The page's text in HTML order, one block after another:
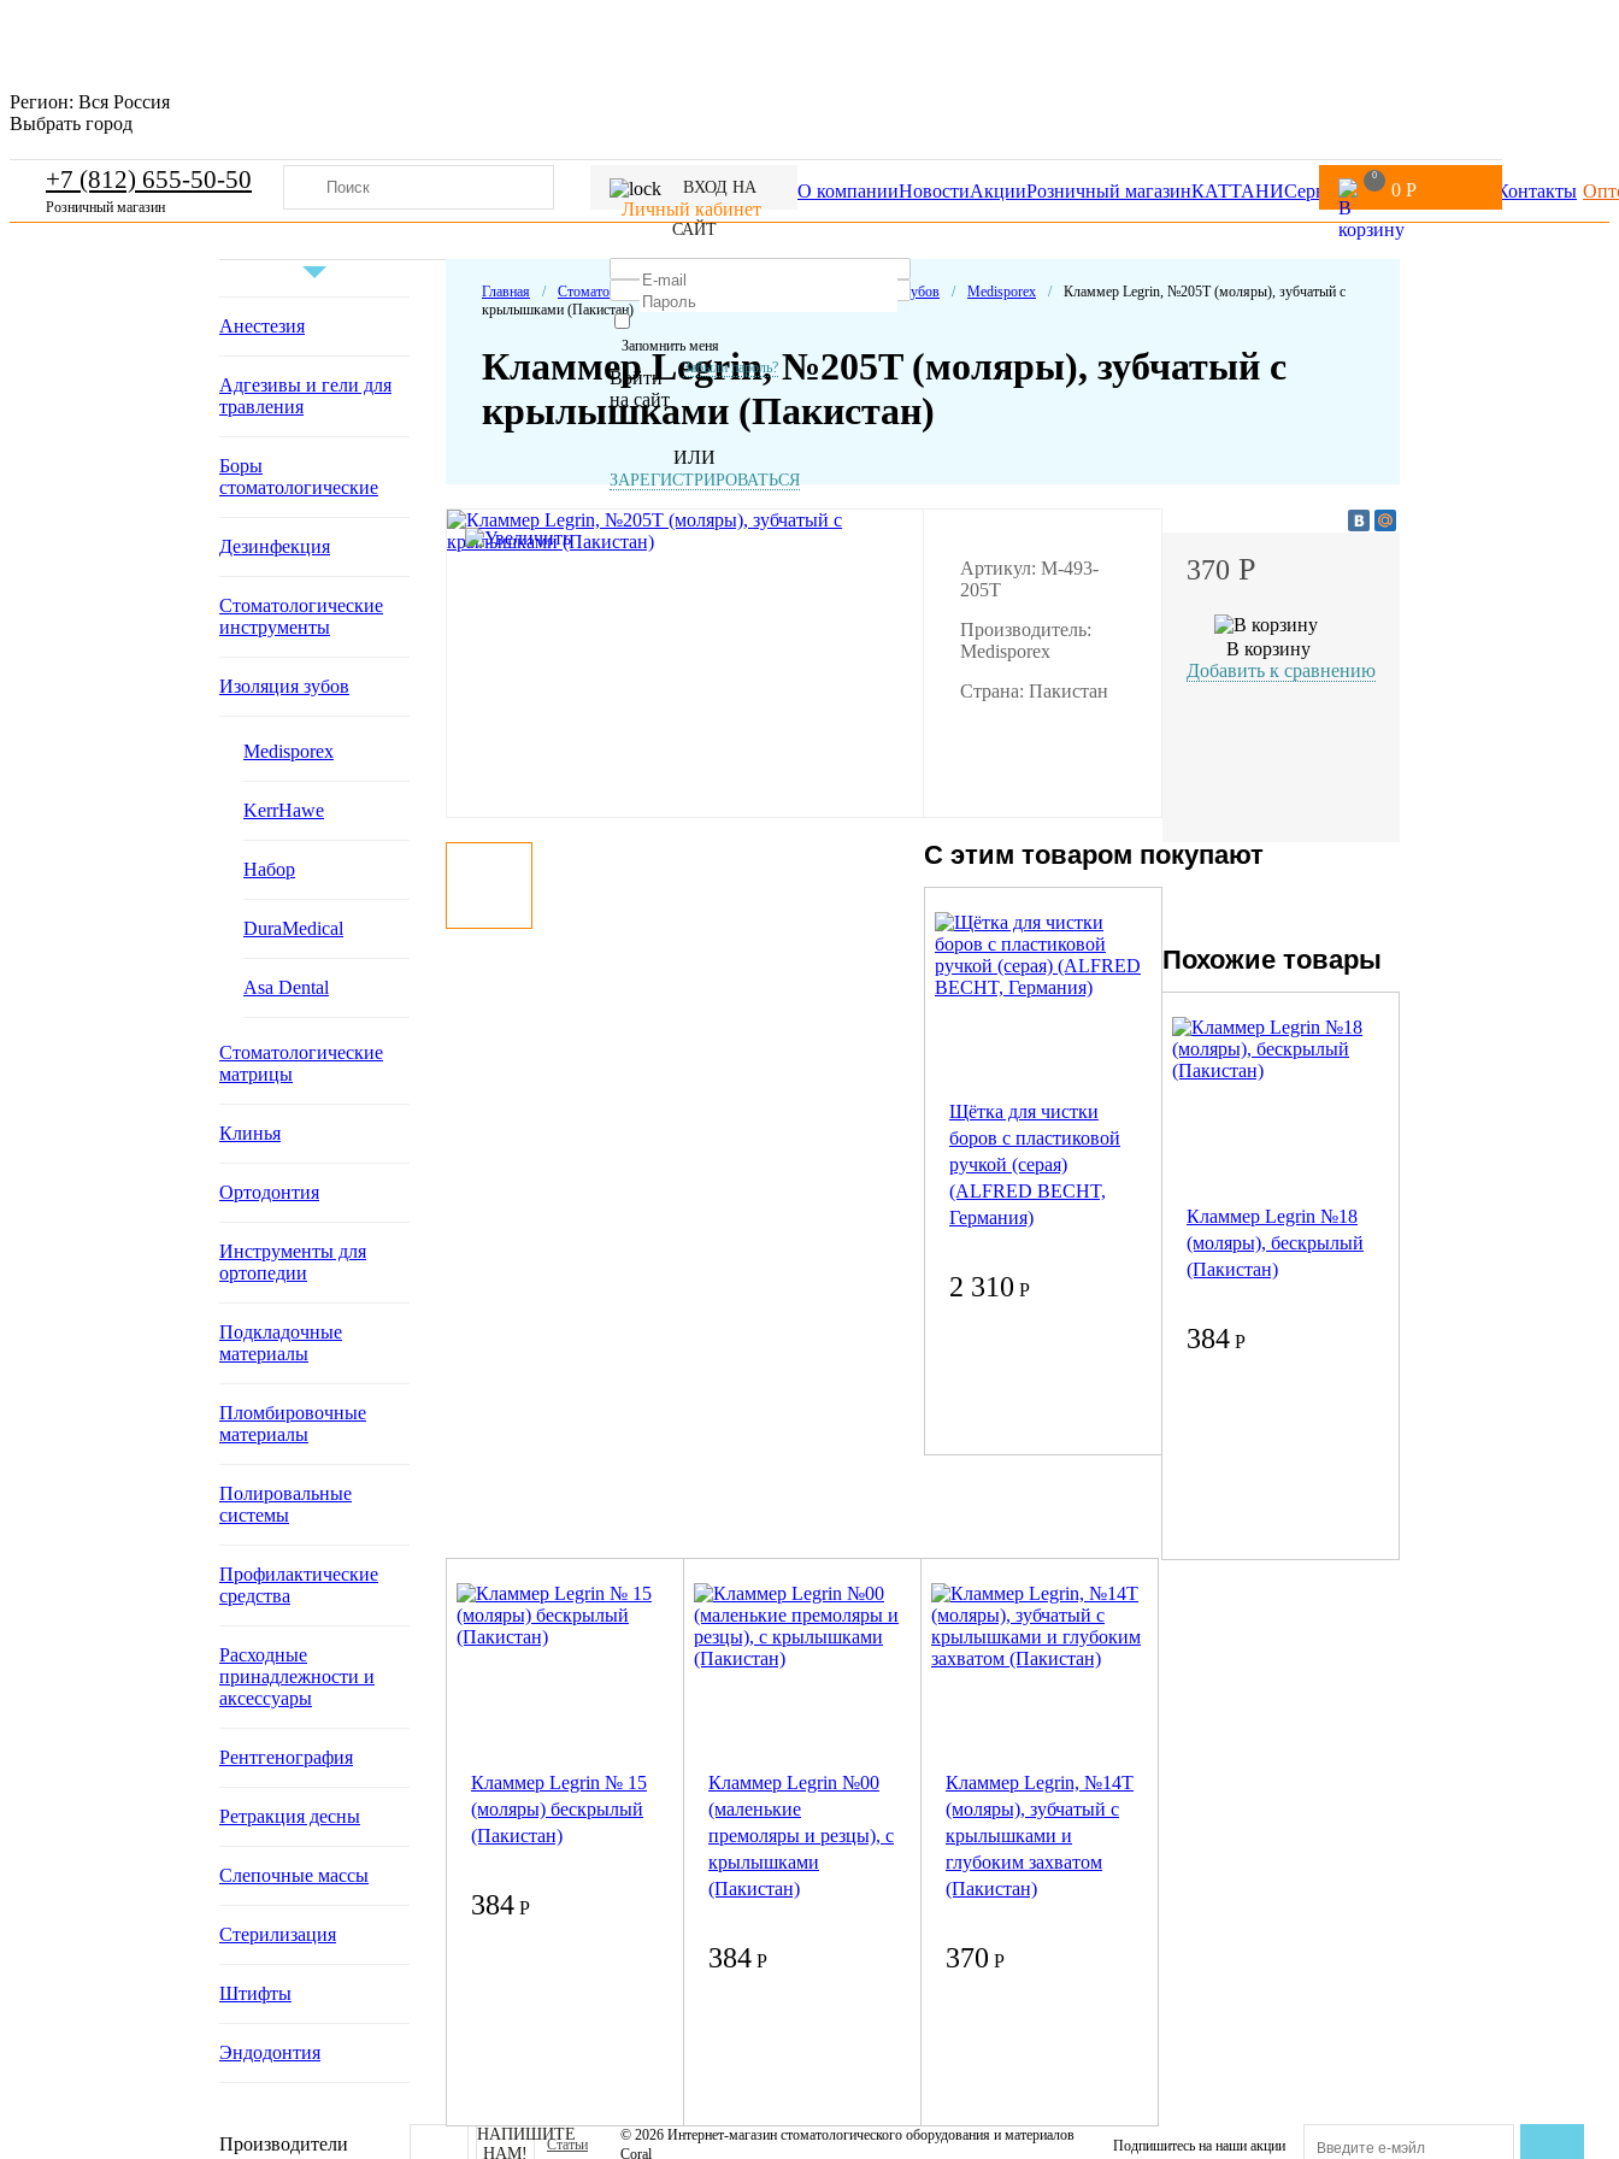
Регион: Вся Россия
Выбрать город
+7 (812) 655-50-50
Розничный магазин Личный кабинет
ВХОД НА
САЙТ
Запомнить меня
Забыли пароль?
Войти
на сайт
ИЛИ
ЗАРЕГИСТРИРОВАТЬСЯ
0
0 Р
О компанииНовостиАкцииРозничный магазинКАТТАНИСервисДоставка и оплата Контакты
Анестезия
Адгезивы и гели для
травления
Боры
стоматологические
Дезинфекция
Стоматологические
инструменты
Изоляция зубов
Medisporex
KerrHawe
Набор
DuraMedical
Asa Dental
Стоматологические
матрицы
Клинья
Ортодонтия
Инструменты для
ортопедии
Подкладочные
материалы
Пломбировочные
материалы
Полировальные
системы
Профилактические
средства
Расходные
принадлежности и
аксессуары
Рентгенография
Ретракция десны
Слепочные массы
Стерилизация
Штифты
Эндодонтия
Производители
Главная / Стоматологические расходные материалы Изоляция зубов / Medisporex /
Кламмер Legrin, №205T (моляры), зубчатый с
крылышками (Пакистан)
Кламмер Legrin, №205T (моляры), зубчатый с
крылышками (Пакистан)
Артикул: M-493-
205T
Производитель:
Medisporex
Страна: Пакистан
370 Р
В корзину
Добавить к сравнению
С этим товаром покупают
Щётка для чистки
боров с пластиковой
ручкой (серая)
(ALFRED BECHT,
Германия)
2 310 Р
Похожие товары
Кламмер Legrin №18
(моляры), бескрылый
(Пакистан)
384 Р
Кламмер Legrin № 15
(моляры) бескрылый
(Пакистан)
384 Р
Кламмер Legrin №00
(маленькие
премоляры и резцы), с
крылышками
(Пакистан)
384 Р
Кламмер Legrin, №14T
(моляры), зубчатый с
крылышками и
глубоким захватом
(Пакистан)
370 Р
НАПИШИТЕ
НАМ!
Статьи
© 2026 Интернет-магазин стоматологического оборудования и материалов
Coral
Подпишитесь на наши акции